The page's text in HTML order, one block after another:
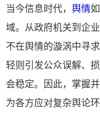
当今信息时代， 舆情
域。从政府机关到企
不在舆情的漩涡中寻
轻则引发公众误解、
会稳定。因此，掌握
为各方应对复杂舆论环